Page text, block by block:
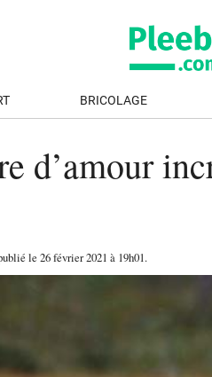
BRICOLAGE
d’amour
le 26 février 2021 à 19h01.